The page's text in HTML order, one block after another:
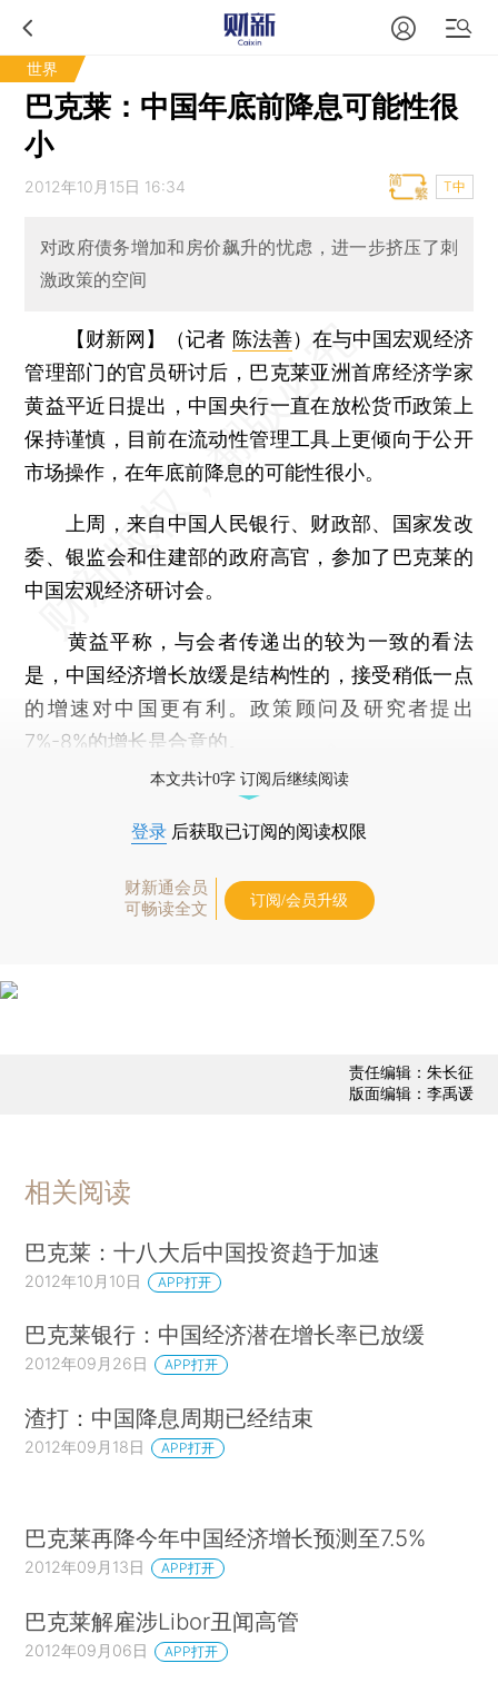
世界
巴克莱：中国年底前降息可能性很
小
2012年10月15日 16:34 T中
对政府债务增加和房价飙升的忧虑，进一步挤压了刺
激政策的空间
【财新网】（记者 陈法善） 在与中国宏观经济
管理部门的官员研讨后，巴克莱亚洲首席经济学家
黄益平近日提出，中国央行一直在放松货币政策上
保持谨慎，目前在流动性管理工具上更倾向于公开
市场操作，在年底前降息的可能性很小。
上周，来自中国人民银行、财政部、国家发改
委、银监会和住建部的政府高官，参加了巴克莱的
中国宏观经济研讨会。
黄益平称，与会者传递出的较为一致的看法
是，中国经济增长放缓是结构性的，接受稍低一点
的增速对中国更有利。政策顾问及研究者提出
7%-8%的增长是合意的。
本文共计0字 订阅后继续阅读
登录 后获取已订阅的阅读权限
财新通会员
可畅读全文
订阅/会员升级
责任编辑：朱长征
版面编辑：李禹谖
相关阅读
巴克莱：十八大后中国投资趋于加速
2012年10月10日 APP打开
巴克莱银行：中国经济潜在增长率已放缓
2012年09月26日 APP打开
渣打：中国降息周期已经结束
2012年09月18日 APP打开
巴克莱再降今年中国经济增长预测至7.5%
2012年09月13日 APP打开
巴克莱解雇涉Libor丑闻高管
2012年09月06日 APP打开